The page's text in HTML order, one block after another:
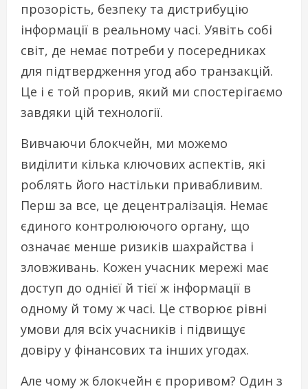
прозорість, безпеку та дистрибуцію
інформації в реальному часі. Уявіть собі
світ, де немає потреби у посередниках
для підтвердження угод або транзакцій.
Це і є той прорив, який ми спостерігаємо
завдяки цій технології.
Вивчаючи блокчейн, ми можемо
виділити кілька ключових аспектів, які
роблять його настільки привабливим.
Перш за все, це децентралізація. Немає
єдиного контролюючого органу, що
означає менше ризиків шахрайства і
зловживань. Кожен учасник мережі має
доступ до однієї й тієї ж інформації в
одному й тому ж часі. Це створює рівні
умови для всіх учасників і підвищує
довіру у фінансових та інших угодах.
Але чому ж блокчейн є проривом? Один з